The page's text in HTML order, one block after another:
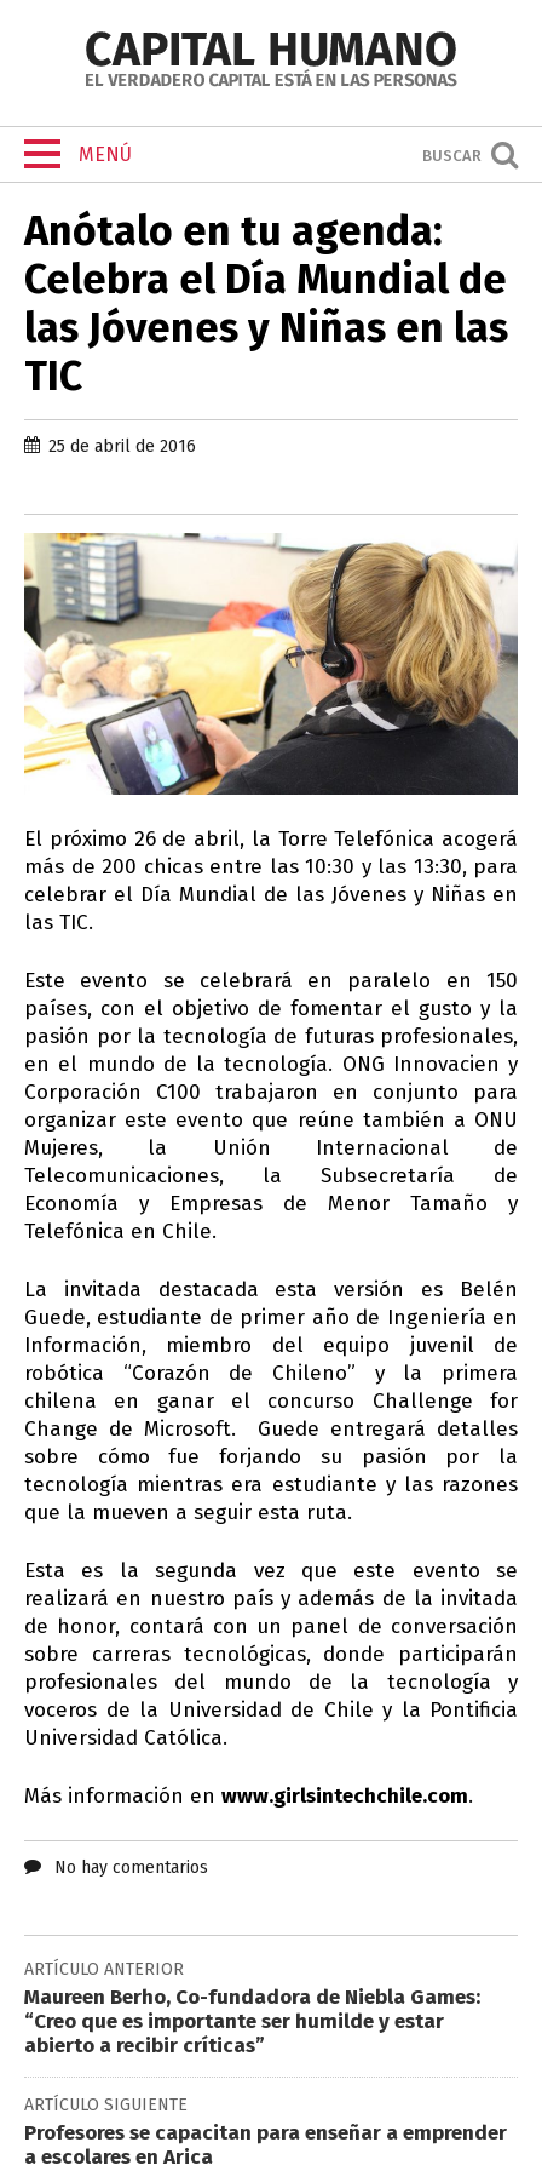
MENÚ BUSCAR
Anótalo en tu agenda:
Celebra el Día Mundial de
las Jóvenes y Niñas en las
TIC
25 de abril de 2016
El próximo 26 de abril, la Torre Telefónica acogerá
más de 200 chicas entre las 10:30 y las 13:30, para
celebrar el Día Mundial de las Jóvenes y Niñas en
las TIC.
Este evento se celebrará en paralelo en 150
países, con el objetivo de fomentar el gusto y la
pasión por la tecnología de futuras profesionales,
en el mundo de la tecnología. ONG Innovacien y
Corporación C100 trabajaron en conjunto para
organizar este evento que reúne también a ONU
Mujeres, la Unión Internacional de
Telecomunicaciones, la Subsecretaría de
Economía y Empresas de Menor Tamaño y
Telefónica en Chile.
La invitada destacada esta versión es Belén
Guede, estudiante de primer año de Ingeniería en
Información, miembro del equipo juvenil de
robótica “Corazón de Chileno” y la primera
chilena en ganar el concurso Challenge for
Change de Microsoft. Guede entregará detalles
sobre cómo fue forjando su pasión por la
tecnología mientras era estudiante y las razones
que la mueven a seguir esta ruta.
Esta es la segunda vez que este evento se
realizará en nuestro país y además de la invitada
de honor, contará con un panel de conversación
sobre carreras tecnológicas, donde participarán
profesionales del mundo de la tecnología y
voceros de la Universidad de Chile y la Pontificia
Universidad Católica.
Más información en www.girlsintechchile.com.
No hay comentarios
ARTÍCULO ANTERIOR
Maureen Berho, Co-fundadora de Niebla Games:
“Creo que es importante ser humilde y estar
abierto a recibir críticas”
ARTÍCULO SIGUIENTE
Profesores se capacitan para enseñar a emprender
a escolares en Arica